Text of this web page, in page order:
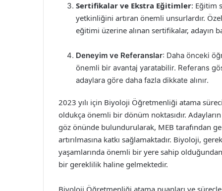
Sertifikalar ve Ekstra Eğitimler: Eğitim
yetkinliğini artıran önemli unsurlardır.
eğitimi üzerine alınan sertifikalar, adayın
Deneyim ve Referanslar: Daha önceki
önemli bir avantaj yaratabilir. Referans
adaylara göre daha fazla dikkate alınır.
2023 yılı için Biyoloji Öğretmenliği atama
oldukça önemli bir dönüm noktasıdır.
göz önünde bulundurularak, MEB tarafından
artırılmasına katkı sağlamaktadır. Biyoloji,
yaşamlarında önemli bir yere sahip
bir gereklilik haline gelmektedir.
Biyoloji Öğretmenliği atama puanları ve